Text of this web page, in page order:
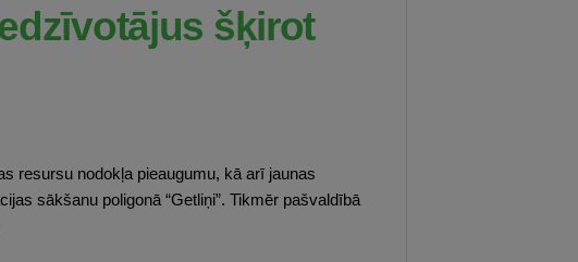
šķirot
resursu nodokļa pieaugumu, kā arī jaunas
sākšanu poligonā “Getliņi”. Tikmēr pašvaldībā